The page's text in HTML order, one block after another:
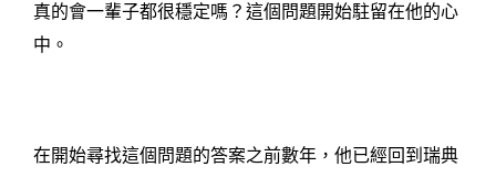
真的會一輩子都很穩定嗎？這個問題開始駐留在他的心
中。
在開始尋找這個問題的答案之前數年，他已經回到瑞典